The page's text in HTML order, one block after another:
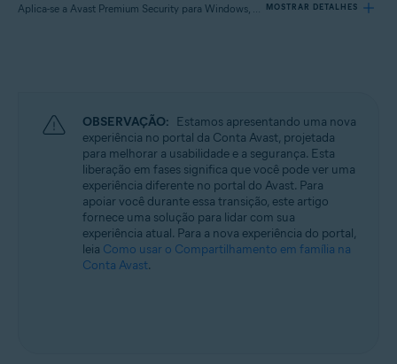
Aplica-se a Avast Premium Security para Windows, Avast One para Windows, Avast Cleanup Premium para Windows, Avast One para Mac, Avast Mobile Security Premium para Android, Avast One para Android, Avast One para iOS MOSTRAR DETALHES
Avast One 22.x para Windows
Avast Cleanup Premium 22.x para Windows
Avast One 22.x para Mac
Avast Mobile Security Premium 6.x para Android
Avast One 2.x para Android
Avast One 2.x para iOS
OBSERVAÇÃO: Estamos apresentando uma nova
experiência no portal da Conta Avast, projetada
para melhorar a usabilidade e a segurança. Esta
liberação em fases significa que você pode ver uma
experiência diferente no portal do Avast. Para
apoiar você durante essa transição, este artigo
fornece uma solução para lidar com sua
experiência atual. Para a nova experiência do portal,
leia Como usar o Compartilhamento em família na
Conta Avast.